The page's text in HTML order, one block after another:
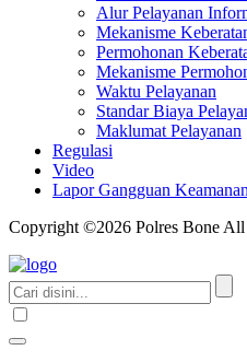
Alur Pelayanan
Mekanisme
Permohonan
Mekanisme
Waktu Pelayanan
Standar Biaya
Maklumat Pelayanan
Regulasi
Video
Lapor Gangguan Keamanan
Copyright ©2026 Polres Bone All